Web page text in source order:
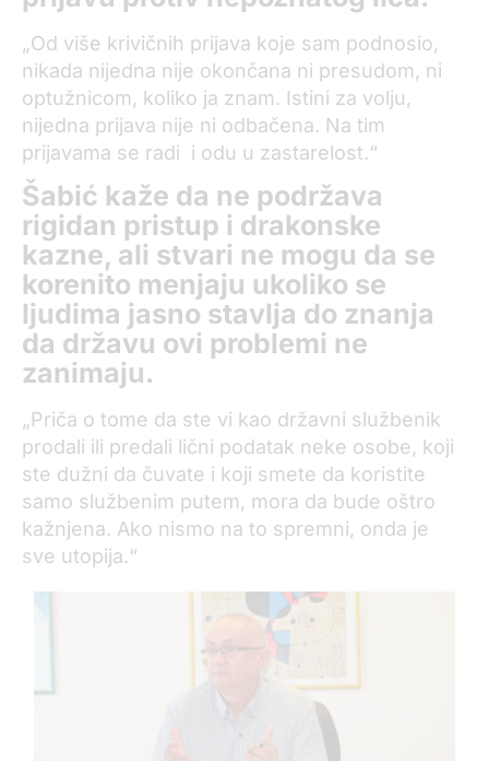
„Od više krivičnih prijava koje sam podnosio,
nikada nijedna nije okončana ni presudom, ni
optužnicom, koliko ja znam. Istini za volju,
nijedna prijava nije ni odbačena. Na tim
prijavama se radi i odu u zastarelost.“
Šabić kaže da ne podržava
rigidan pristup i drakonske
kazne, ali stvari ne mogu da se
korenito menjaju ukoliko se
ljudima jasno stavlja do znanja
da državu ovi problemi ne
zanimaju.
„Priča o tome da ste vi kao državni službenik
prodali ili predali lični podatak neke osobe, koji
ste dužni da čuvate i koji smete da koristite
samo službenim putem, mora da bude oštro
kažnjena. Ako nismo na to spremni, onda je
sve utopija.“